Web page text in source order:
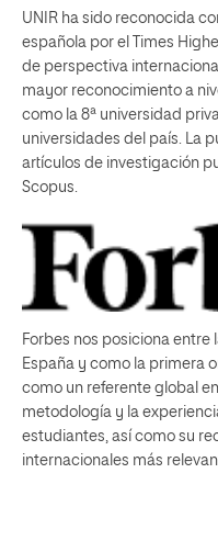
UNIR ha sido reconocida
española por el Times
de perspectiva
mayor reconocimiento a
como la 8ª universidad
universidades del país. La
artículos de investigación
Scopus.
Forbes nos posiciona
España y como la primera
como un referente global
metodología y la
estudiantes, así como su
internacionales más